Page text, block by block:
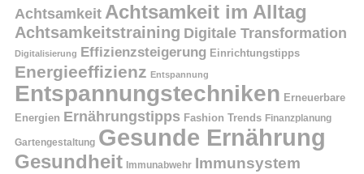
Achtsamkeit Achtsamkeit im Alltag
Achtsamkeitstraining Digitale Transformation
Digitalisierung Effizienzsteigerung Einrichtungstipps
Energieeffizienz Entspannung
Entspannungstechniken Erneuerbare
Energien Ernährungstipps Fashion Trends Finanzplanung
Gartengestaltung Gesunde Ernährung
Gesundheit Immunabwehr Immunsystem